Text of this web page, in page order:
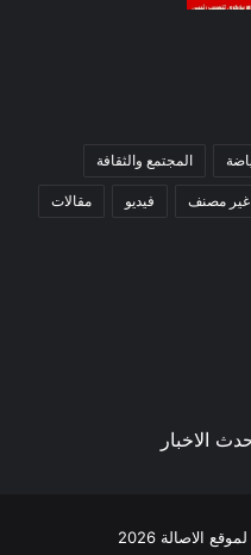
المجتمع والثقافة
غير مصنف فيديو مقالات
الاخبار
الاصالة 2026